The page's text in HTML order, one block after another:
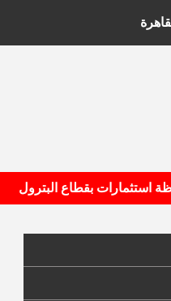
بقطاع البترول